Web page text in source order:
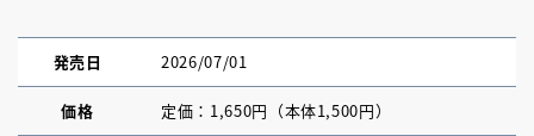
発売日 2026/07/01
価格 定価：1,650円（本体1,500円）